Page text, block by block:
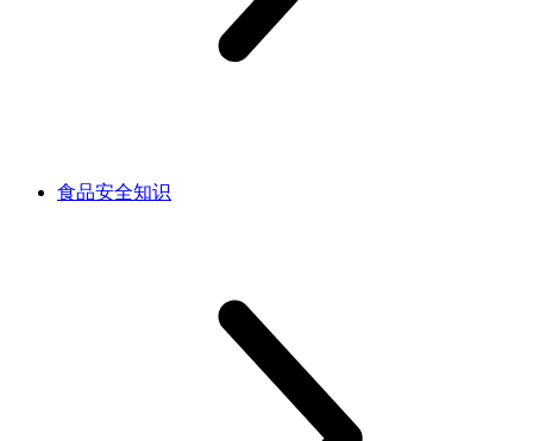
食品安全知识